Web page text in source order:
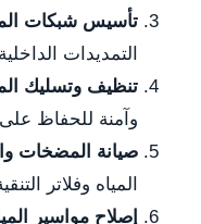
تأسيس شبكات
التمديدات
تنظيف وتسليك
وآمنة للحفاظ
صيانة المضخات
المياه وفلاتر
إصلاح مواسير